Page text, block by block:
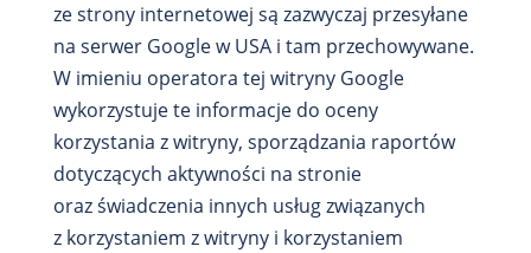
ze strony internetowej są zazwyczaj przesyłane
na serwer Google w USA i tam przechowywane.
W imieniu operatora tej witryny Google
wykorzystuje te informacje do oceny
korzystania z witryny, sporządzania raportów
dotyczących aktywności na stronie
oraz świadczenia innych usług związanych
z korzystaniem z witryny i korzystaniem